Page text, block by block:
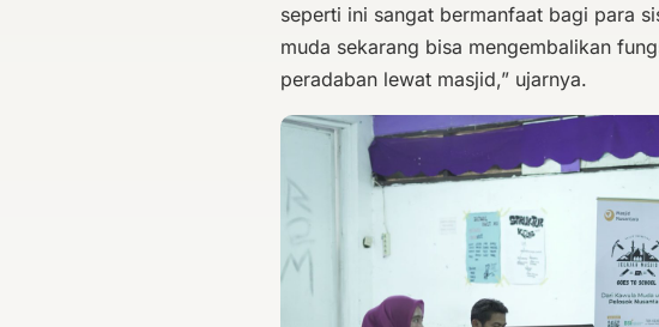
seperti ini sangat bermanfaat bagi para
muda sekarang bisa mengembalikan
peradaban lewat masjid,” ujarnya.